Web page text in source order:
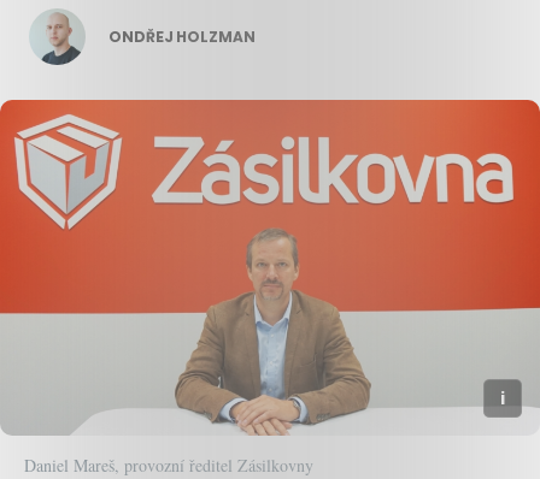
ONDŘEJ HOLZMAN
Daniel Mareš, provozní ředitel Zásilkovny